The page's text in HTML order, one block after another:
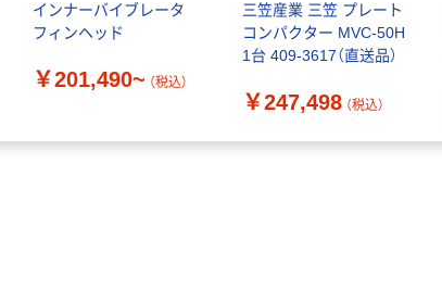
インナーバイブレータ
フィンヘッド
￥201,490~ （税込）
三笠産業 三笠 プレート
コンパクター MVC-50H
1台 409-3617（直送品）
￥247,498 （税込）